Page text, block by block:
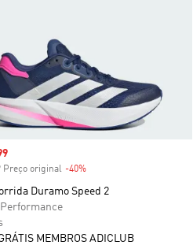
desconto
Preço original -40%
Duramo Speed 2
MEMBROS ADICLUB